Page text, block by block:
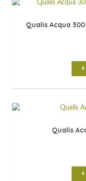
Qualis Acqua
+
Qualis
+